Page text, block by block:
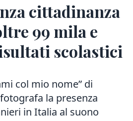
cittadinanza
99 mila e
scolastici
col mio nome” di
la presenza
in Italia al suono